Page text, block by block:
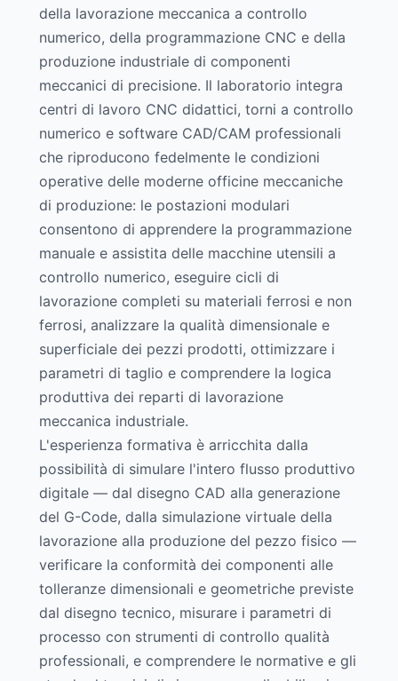
della lavorazione meccanica a controllo
numerico, della programmazione CNC e della
produzione industriale di componenti
meccanici di precisione. Il laboratorio integra
centri di lavoro CNC didattici, torni a controllo
numerico e software CAD/CAM professionali
che riproducono fedelmente le condizioni
operative delle moderne officine meccaniche
di produzione: le postazioni modulari
consentono di apprendere la programmazione
manuale e assistita delle macchine utensili a
controllo numerico, eseguire cicli di
lavorazione completi su materiali ferrosi e non
ferrosi, analizzare la qualità dimensionale e
superficiale dei pezzi prodotti, ottimizzare i
parametri di taglio e comprendere la logica
produttiva dei reparti di lavorazione
meccanica industriale.
L'esperienza formativa è arricchita dalla
possibilità di simulare l'intero flusso produttivo
digitale — dal disegno CAD alla generazione
del G-Code, dalla simulazione virtuale della
lavorazione alla produzione del pezzo fisico —
verificare la conformità dei componenti alle
tolleranze dimensionali e geometriche previste
dal disegno tecnico, misurare i parametri di
processo con strumenti di controllo qualità
professionali, e comprendere le normative e gli